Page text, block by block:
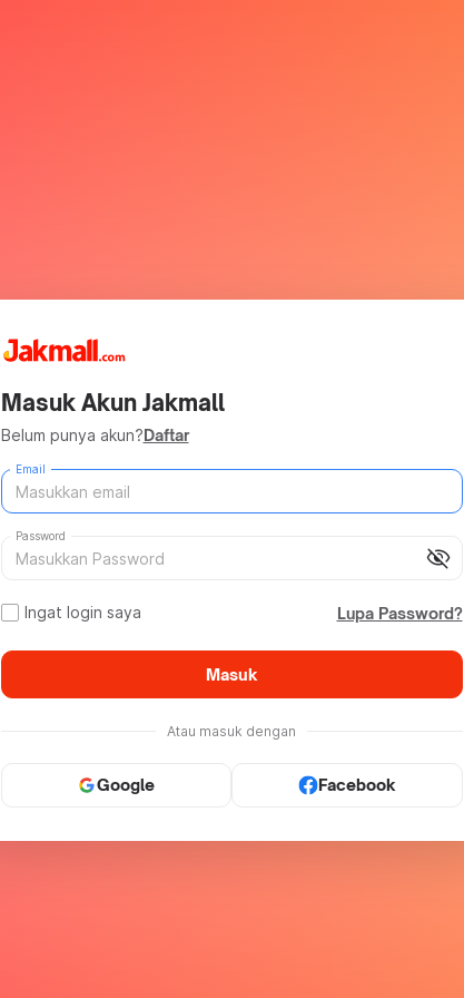
Masuk Akun Jakmall
Belum punya akun?Daftar
Email
visibility_off
Password
Ingat login saya Lupa Password?
Masuk
Atau masuk dengan
Google Facebook